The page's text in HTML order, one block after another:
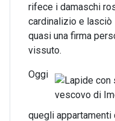
rifece i damaschi
cardinalizio e
quasi una firma
vissuto.
Oggi
quegli appartamenti